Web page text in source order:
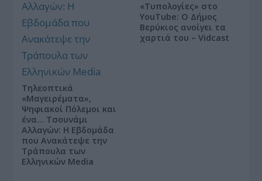
Τηλεοπτικά
«Μαγειρέματα»,
Ψηφιακοί Πόλεμοι και
ένα… Τσουνάμι
Αλλαγών: Η Εβδομάδα
που Ανακάτεψε την
Τράπουλα των
Ελληνικών Media
«Τυπολογίες» στο
YouTube: Ο Δήμος
Βερύκιος ανοίγει τα
χαρτιά του – Vidcast